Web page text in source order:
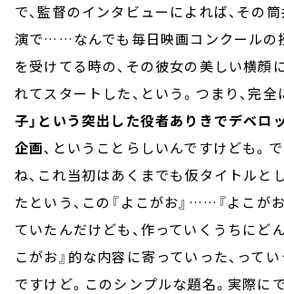
で、監督のインタビューによれば、その
演で……なんでも毎日映画コンクールの
を受けてる時の、その彼女の美しい横顔
れてスタートした、という。つまり、完全
子」という突出した役者ありきでデベロ
企画、ということらしいんですけども。
ね、これ当初はあくまでも仮タイトルと
たという、この『よこがお』……『よこがお
ていたんだけども、作っていくうちにど
こがお』的な内容に寄っていった、って
ですけど。このシンプルな題名。実際に